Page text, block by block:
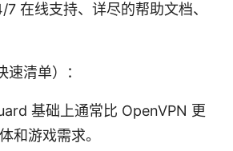
在线支持、详尽的帮助文档、
清单）：
基础上通常比 OpenVPN 更
和游戏需求。